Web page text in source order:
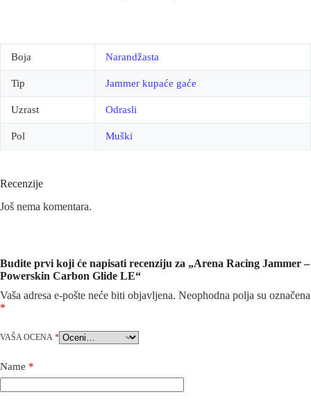
Boja Narandžasta
Tip Jammer kupaće gaće
Uzrast Odrasli
Pol Muški
Recenzije
Još nema komentara.
Budite prvi koji će napisati recenziju za „Arena Racing Jammer –
Powerskin Carbon Glide LE“
Vaša adresa e-pošte neće biti objavljena. Neophodna polja su označena
*
VAŠA OCENA *
Name *